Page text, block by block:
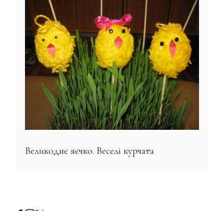
Великоднє яєчко. Веселі курчата